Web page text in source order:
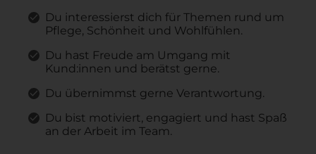
Du interessierst dich für Themen rund um
Pflege, Schönheit und Wohlfühlen.
Du hast Freude am Umgang mit
Kund:innen und berätst gerne.
Du übernimmst gerne Verantwortung.
Du bist motiviert, engagiert und hast Spaß
an der Arbeit im Team.